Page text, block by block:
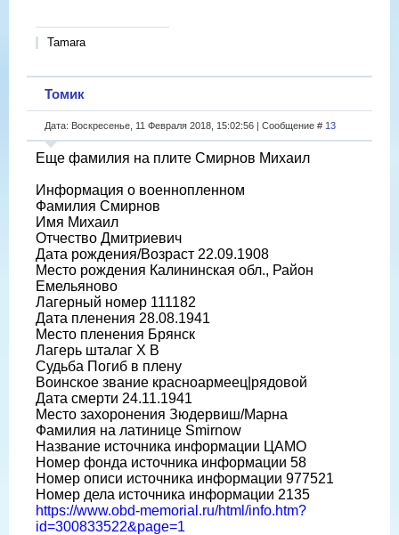
Tamara
Томик
Дата: Воскресенье, 11 Февраля 2018, 15:02:56 | Сообщение # 13
Еще фамилия на плите Смирнов Михаил
Информация о военнопленном
Фамилия Смирнов
Имя Михаил
Отчество Дмитриевич
Дата рождения/Возраст 22.09.1908
Место рождения Калининская обл., Район
Емельяново
Лагерный номер 111182
Дата пленения 28.08.1941
Место пленения Брянск
Лагерь шталаг X B
Судьба Погиб в плену
Воинское звание красноармеец|рядовой
Дата смерти 24.11.1941
Место захоронения Зюдервиш/Марна
Фамилия на латинице Smirnow
Название источника информации ЦАМО
Номер фонда источника информации 58
Номер описи источника информации 977521
Номер дела источника информации 2135
https://www.obd-memorial.ru/html/info.htm?
id=300833522&page=1